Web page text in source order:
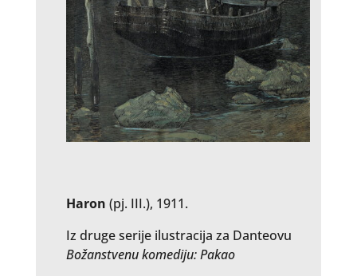
Haron (pj. III.), 1911.
Iz druge serije ilustracija za Danteovu
Božanstvenu komediju: Pakao